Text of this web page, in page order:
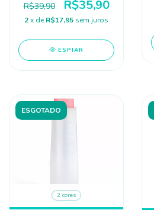
R$39,90
R$35,90
2x deR$17,95 sem juros
ESPIAR
ESGOTADO
2 cores